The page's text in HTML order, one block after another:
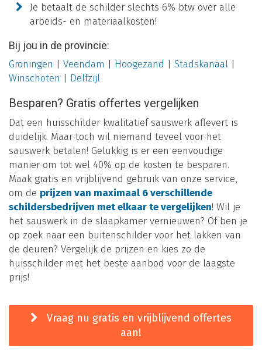
Je betaalt de schilder slechts 6% btw over alle
arbeids- en materiaalkosten!
Bij jou in de provincie:
Groningen Veendam Hoogezand Stadskanaal
Winschoten
Delfzijl
Besparen? Gratis offertes vergelijken
Dat een huisschilder kwalitatief sauswerk aflevert is
duidelijk. Maar toch wil niemand teveel voor het
sauswerk betalen! Gelukkig is er een eenvoudige
manier om tot wel 40% op de kosten te besparen.
Maak gratis en vrijblijvend gebruik van onze service,
om de prijzen van maximaal 6 verschillende
schildersbedrijven met elkaar te vergelijken! Wil je
het sauswerk in de slaapkamer vernieuwen? Of ben je
op zoek naar een buitenschilder voor het lakken van
de deuren? Vergelijk de prijzen en kies zo de
huisschilder met het beste aanbod voor de laagste
prijs!
Vraag nu gratis en vrijblijvend offertes
aan!